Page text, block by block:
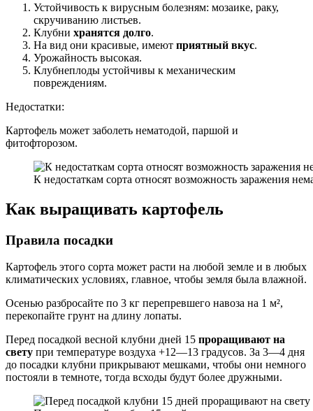
Устойчивость к вирусным болезням: мозаике, раку,
скручиванию листьев.
Клубни хранятся долго.
На вид они красивые, имеют приятный вкус.
Урожайность высокая.
Клубнеплоды устойчивы к механическим
повреждениям.
Недостатки:
Картофель может заболеть нематодой, паршой и
фитофторозом.
К недостаткам сорта относят возможность заражения
Как выращивать картофель
Правила посадки
Картофель этого сорта может расти на любой земле и в любых
климатических условиях, главное, чтобы земля была влажной.
Осенью разбросайте по 3 кг перепревшего навоза на 1 м²,
перекопайте грунт на длину лопаты.
Перед посадкой весной клубни дней 15 проращивают на
свету при температуре воздуха +12—13 градусов. За 3—4 дня
до посадки клубни прикрывают мешками, чтобы они немного
постояли в темноте, тогда всходы будут более дружными.